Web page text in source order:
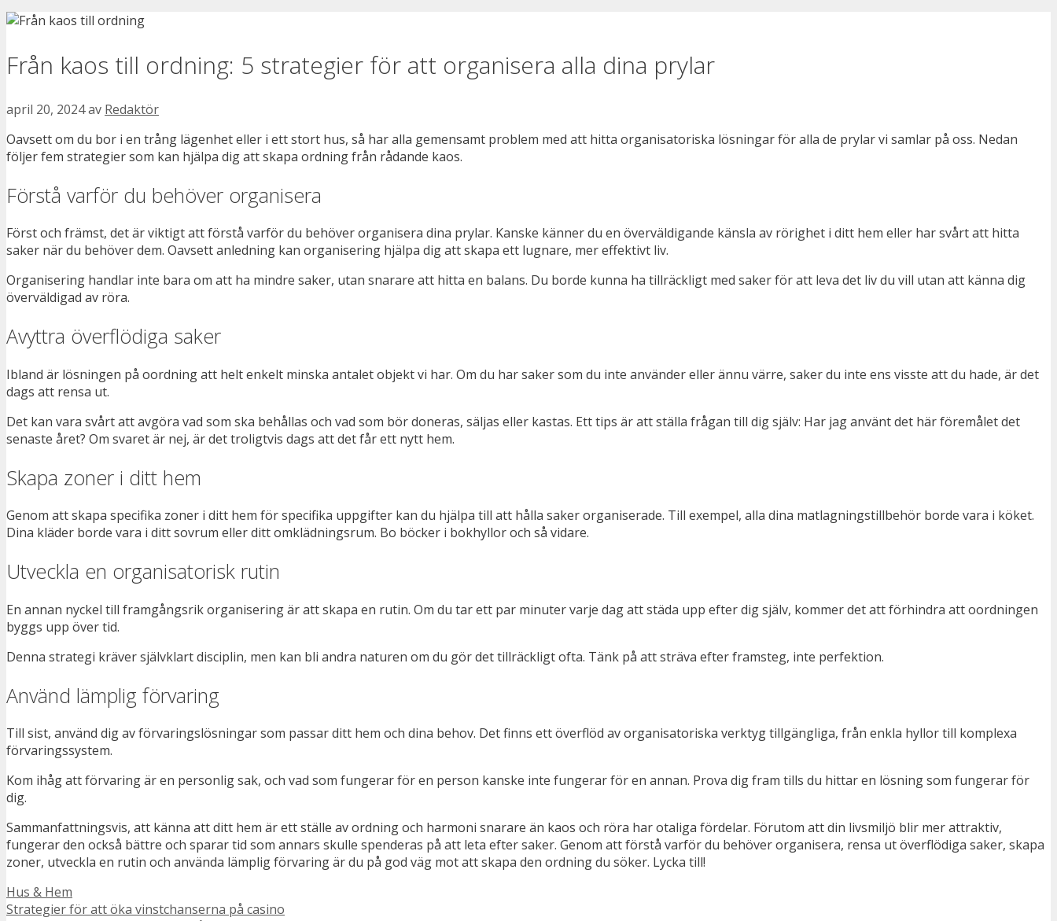
Från kaos till ordning: 5 strategier för att organisera alla dina prylar
april 20, 2024av Redaktör
Oavsett om du bor i en trång lägenhet eller i ett stort hus, så har alla gemensamt problem med att hitta organisatoriska lösningar för alla de prylar vi samlar på oss. Nedan
följer fem strategier som kan hjälpa dig att skapa ordning från rådande kaos.
Förstå varför du behöver organisera
Först och främst, det är viktigt att förstå varför du behöver organisera dina prylar. Kanske känner du en överväldigande känsla av rörighet i ditt hem eller har svårt att hitta
saker när du behöver dem. Oavsett anledning kan organisering hjälpa dig att skapa ett lugnare, mer effektivt liv.
Organisering handlar inte bara om att ha mindre saker, utan snarare att hitta en balans. Du borde kunna ha tillräckligt med saker för att leva det liv du vill utan att känna dig
överväldigad av röra.
Avyttra överflödiga saker
Ibland är lösningen på oordning att helt enkelt minska antalet objekt vi har. Om du har saker som du inte använder eller ännu värre, saker du inte ens visste att du hade, är det
dags att rensa ut.
Det kan vara svårt att avgöra vad som ska behållas och vad som bör doneras, säljas eller kastas. Ett tips är att ställa frågan till dig själv: Har jag använt det här föremålet det
senaste året? Om svaret är nej, är det troligtvis dags att det får ett nytt hem.
Skapa zoner i ditt hem
Genom att skapa specifika zoner i ditt hem för specifika uppgifter kan du hjälpa till att hålla saker organiserade. Till exempel, alla dina matlagningstillbehör borde vara i köket.
Dina kläder borde vara i ditt sovrum eller ditt omklädningsrum. Bo böcker i bokhyllor och så vidare.
Utveckla en organisatorisk rutin
En annan nyckel till framgångsrik organisering är att skapa en rutin. Om du tar ett par minuter varje dag att städa upp efter dig själv, kommer det att förhindra att oordningen
byggs upp över tid.
Denna strategi kräver självklart disciplin, men kan bli andra naturen om du gör det tillräckligt ofta. Tänk på att sträva efter framsteg, inte perfektion.
Använd lämplig förvaring
Till sist, använd dig av förvaringslösningar som passar ditt hem och dina behov. Det finns ett överflöd av organisatoriska verktyg tillgängliga, från enkla hyllor till komplexa
förvaringssystem.
Kom ihåg att förvaring är en personlig sak, och vad som fungerar för en person kanske inte fungerar för en annan. Prova dig fram tills du hittar en lösning som fungerar för
dig.
Sammanfattningsvis, att känna att ditt hem är ett ställe av ordning och harmoni snarare än kaos och röra har otaliga fördelar. Förutom att din livsmiljö blir mer attraktiv,
fungerar den också bättre och sparar tid som annars skulle spenderas på att leta efter saker. Genom att förstå varför du behöver organisera, rensa ut överflödiga saker, skapa
zoner, utveckla en rutin och använda lämplig förvaring är du på god väg mot att skapa den ordning du söker. Lycka till!
Kategorier
Hus & Hem
Strategier för att öka vinstchanserna på casino